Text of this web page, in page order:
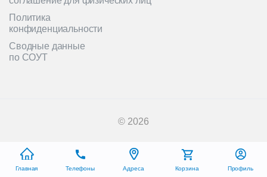
Главная Телефоны Адреса Корзина Профиль
Политика
конфиденциальности
Сводные данные
по СОУТ
© 2026